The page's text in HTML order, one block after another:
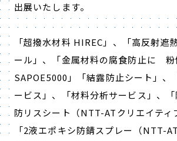
出展いたします。
「超撥水材料 HIREC」、「高反射
ール」、「金属材料の腐食防止に 粉
SAPOE5000」「結露防止シート」、
ービス 」、「材料分析サービス 」、「
防リスシート
（NTT-ATクリエイティ
「2液エポキシ防錆スプレー
（NTT-